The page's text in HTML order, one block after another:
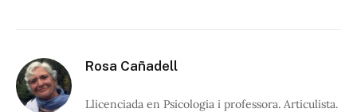
Rosa Cañadell
Llicenciada en Psicologia i professora. Articulista.